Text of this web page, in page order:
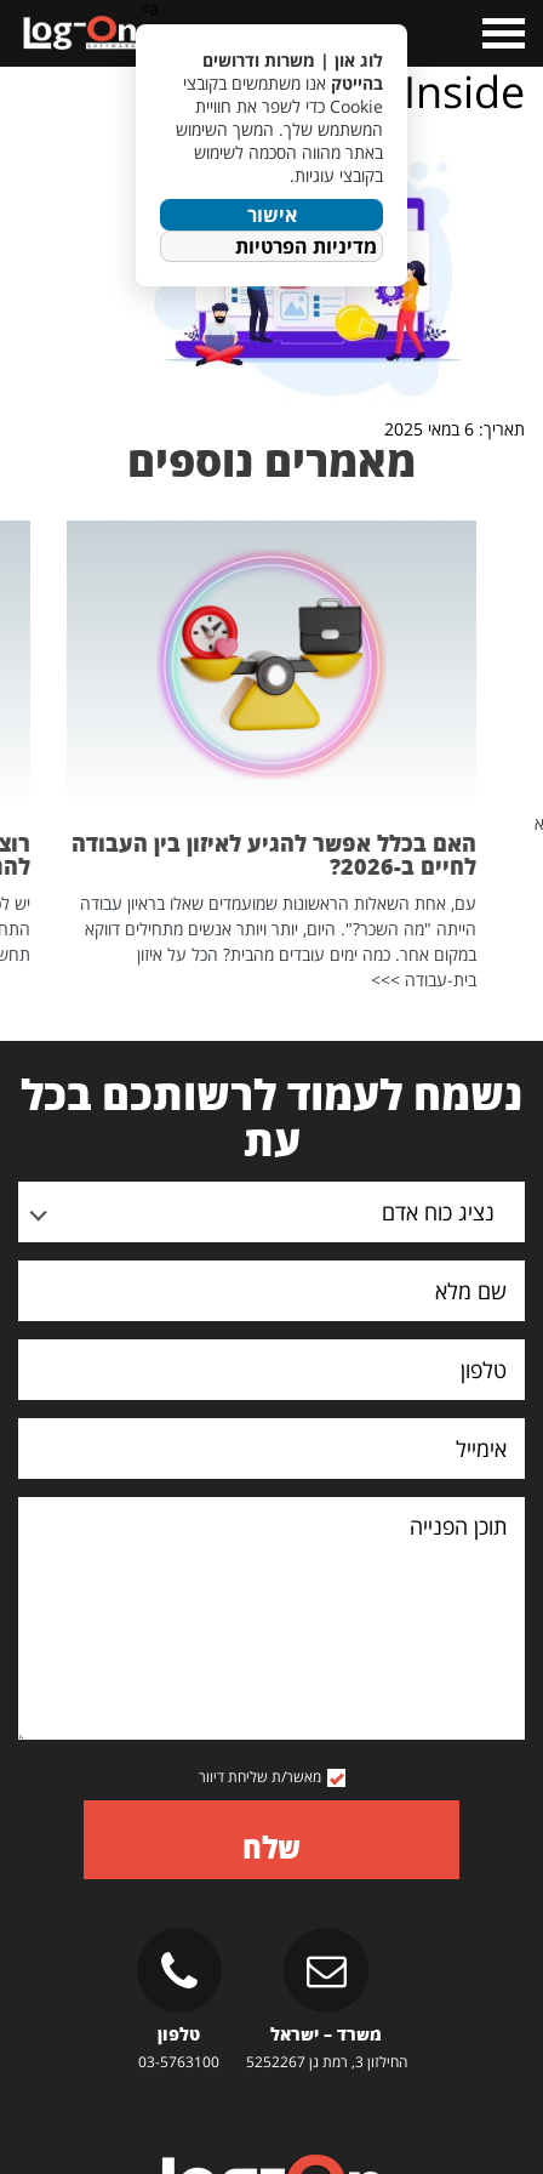
Menu
Workers_Inside
תאריך: 6 במאי 2025
מאמרים נוספים
האם בכלל אפשר להגיע לאיזון בין העבודה
לחיים ב-2026?
עם, אחת השאלות הראשונות שמועמדים שאלו בראיון עבודה
הייתה "מה השכר?". היום, יותר ויותר אנשים מתחילים דווקא
במקום אחר. כמה ימים עובדים מהבית? הכל על איזון
בית-עבודה >>>
יש
נשמח לעמוד לרשותכם בכל
עת
נציג כוח אדם
תוכן
הפנייה
מאשר/ת שליחת דיוור
שלח
משרד – ישראל
החילזון 3, רמת גן 5252267
טלפון
03-5763100
לוג און | משרות ודרושים
בהייטק אנו משתמשים בקובצי
Cookie כדי לשפר את חוויית
המשתמש שלך. המשך השימוש
באתר מהווה הסכמה לשימוש
בקובצי עוגיות.
אישור
מדיניות הפרטיות